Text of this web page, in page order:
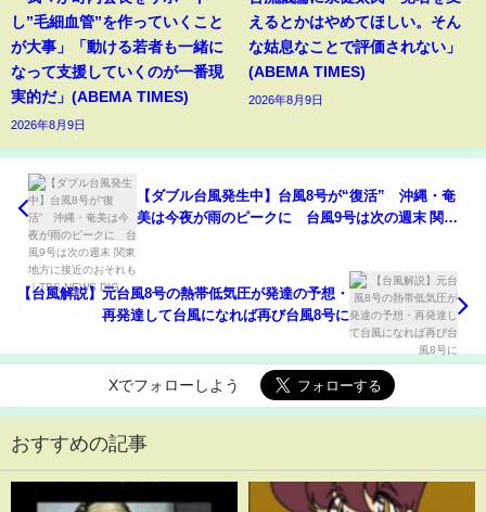
し”毛細血管”を作っていくこと
が大事」「動ける若者も一緒に
なって支援していくのが一番現
実的だ」(ABEMA TIMES)
2026年8月9日
えるとかはやめてほしい。そん
な姑息なことで評価されない」
(ABEMA TIMES)
2026年8月9日
【ダブル台風発生中】台風8号が“復活” 沖縄・奄
美は今夜が雨のピークに 台風9号は次の週末 関東
【台風解説】元台風8号の熱帯低気圧が発達の予想・
再発達して台風になれば再び台風8号に
Xでフォローしよう
おすすめの記事